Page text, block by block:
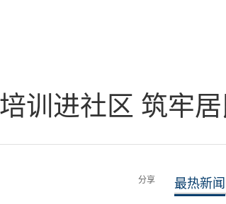
训进社区 筑牢
分享 最热新闻